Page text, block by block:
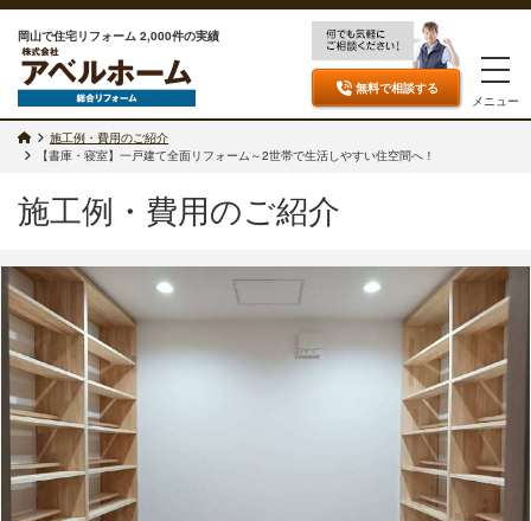
岡山で住宅リフォーム 2,000件の実績
無料で相談する
メニュー
施工例・費用のご紹介
【書庫・寝室】一戸建て全面リフォーム～2世帯で生活しやすい住空間へ！
施工例・費用のご紹介